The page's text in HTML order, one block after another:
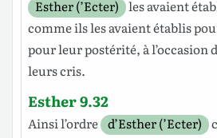
Esther (’Ecter) les avaient
comme ils les avaientétablis
pour leurpostérité, àl’occasion
leurscris.
Esther 9.32
Ainsil’ordre d’Esther (’Ecter)